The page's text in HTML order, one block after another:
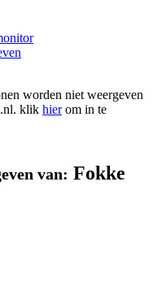
worden niet weergeven
klik hierom in te
van: Fokke